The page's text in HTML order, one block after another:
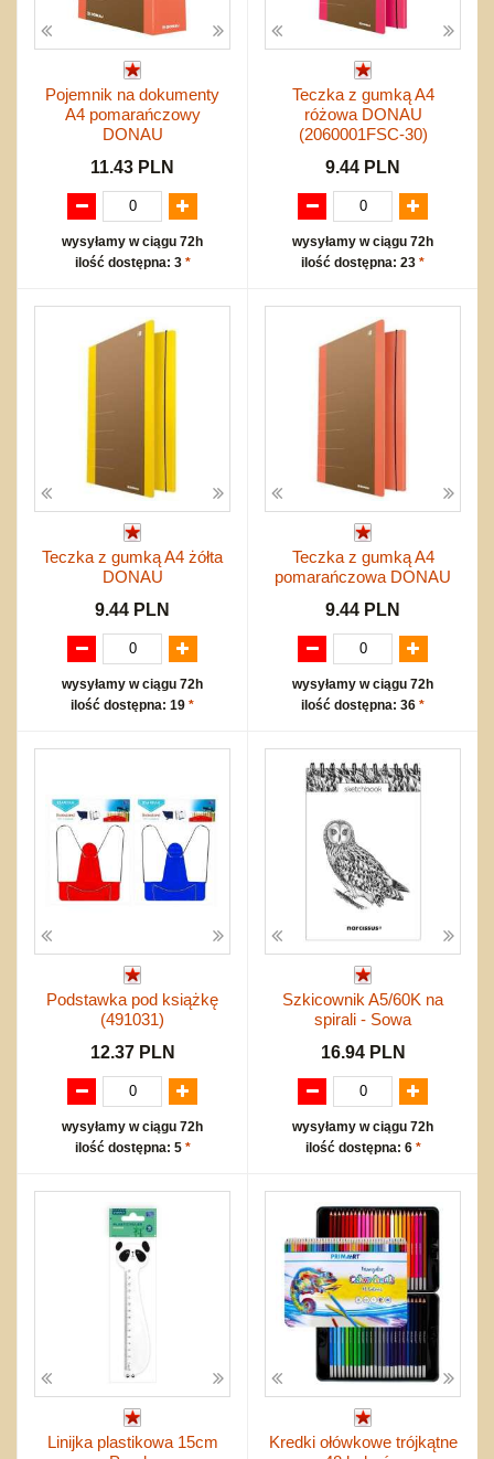
Pojemnik na dokumenty
A4 pomarańczowy
DONAU
11.43 PLN
wysyłamy w ciągu 72h
ilość dostępna: 3 *
Teczka z gumką A4
różowa DONAU
(2060001FSC-30)
9.44 PLN
wysyłamy w ciągu 72h
ilość dostępna: 23 *
Teczka z gumką A4 żółta
DONAU
9.44 PLN
wysyłamy w ciągu 72h
ilość dostępna: 19 *
Teczka z gumką A4
pomarańczowa DONAU
9.44 PLN
wysyłamy w ciągu 72h
ilość dostępna: 36 *
Podstawka pod książkę
(491031)
12.37 PLN
wysyłamy w ciągu 72h
ilość dostępna: 5 *
Szkicownik A5/60K na
spirali - Sowa
16.94 PLN
wysyłamy w ciągu 72h
ilość dostępna: 6 *
Linijka plastikowa 15cm
Kredki ołówkowe trójkątne